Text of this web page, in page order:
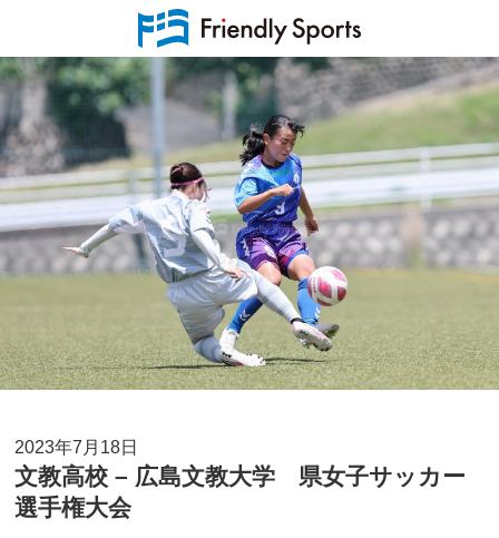
2023年7月18日
文教高校 – 広島文教大学 県女子サッカー
選手権大会